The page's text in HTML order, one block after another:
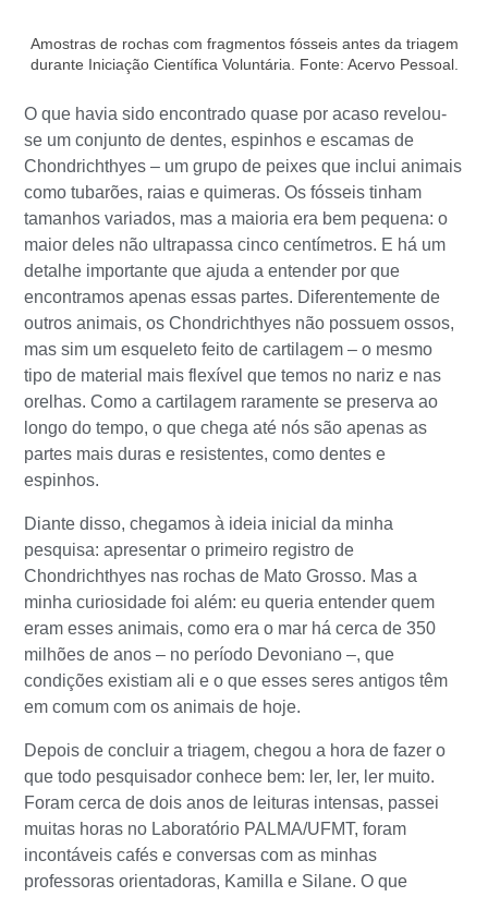
Amostras de rochas com fragmentos fósseis antes da triagem
durante Iniciação Científica Voluntária. Fonte: Acervo Pessoal.
O que havia sido encontrado quase por acaso revelou-
se um conjunto de dentes, espinhos e escamas de
Chondrichthyes – um grupo de peixes que inclui animais
como tubarões, raias e quimeras. Os fósseis tinham
tamanhos variados, mas a maioria era bem pequena: o
maior deles não ultrapassa cinco centímetros. E há um
detalhe importante que ajuda a entender por que
encontramos apenas essas partes. Diferentemente de
outros animais, os Chondrichthyes não possuem ossos,
mas sim um esqueleto feito de cartilagem – o mesmo
tipo de material mais flexível que temos no nariz e nas
orelhas. Como a cartilagem raramente se preserva ao
longo do tempo, o que chega até nós são apenas as
partes mais duras e resistentes, como dentes e
espinhos.
Diante disso, chegamos à ideia inicial da minha
pesquisa: apresentar o primeiro registro de
Chondrichthyes nas rochas de Mato Grosso. Mas a
minha curiosidade foi além: eu queria entender quem
eram esses animais, como era o mar há cerca de 350
milhões de anos – no período Devoniano –, que
condições existiam ali e o que esses seres antigos têm
em comum com os animais de hoje.
Depois de concluir a triagem, chegou a hora de fazer o
que todo pesquisador conhece bem: ler, ler, ler muito.
Foram cerca de dois anos de leituras intensas, passei
muitas horas no Laboratório PALMA/UFMT, foram
incontáveis cafés e conversas com as minhas
professoras orientadoras, Kamilla e Silane. O que